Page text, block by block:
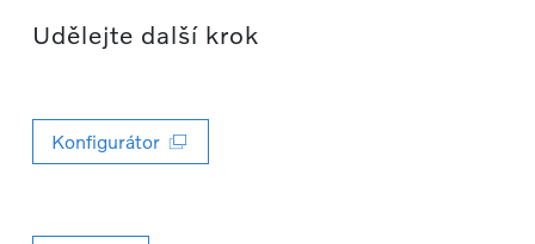
Udělejte další krok
Konfigurátor